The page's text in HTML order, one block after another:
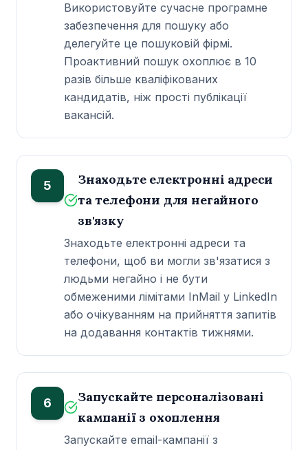
Використовуйте сучасне програмне
забезпечення для пошуку або
делегуйте це пошуковій фірмі.
Проактивний пошук охоплює в 10
разів більше кваліфікованих
кандидатів, ніж прості публікації
вакансій.
5
Знаходьте електронні адреси
та телефони для негайного
зв'язку
Знаходьте електронні адреси та
телефони, щоб ви могли зв'язатися з
людьми негайно і не бути
обмеженими лімітами InMail у LinkedIn
або очікуванням на прийняття запитів
на додавання контактів тижнями.
6
Запускайте персоналізовані
кампанії з охоплення
Запускайте email-кампанії з